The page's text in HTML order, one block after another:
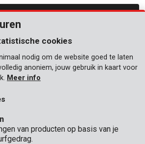
kerven
cookies
nodig om de website goed te laten
anoniem, jouw gebruik in kaart voor
Meer info
van producten op basis van je